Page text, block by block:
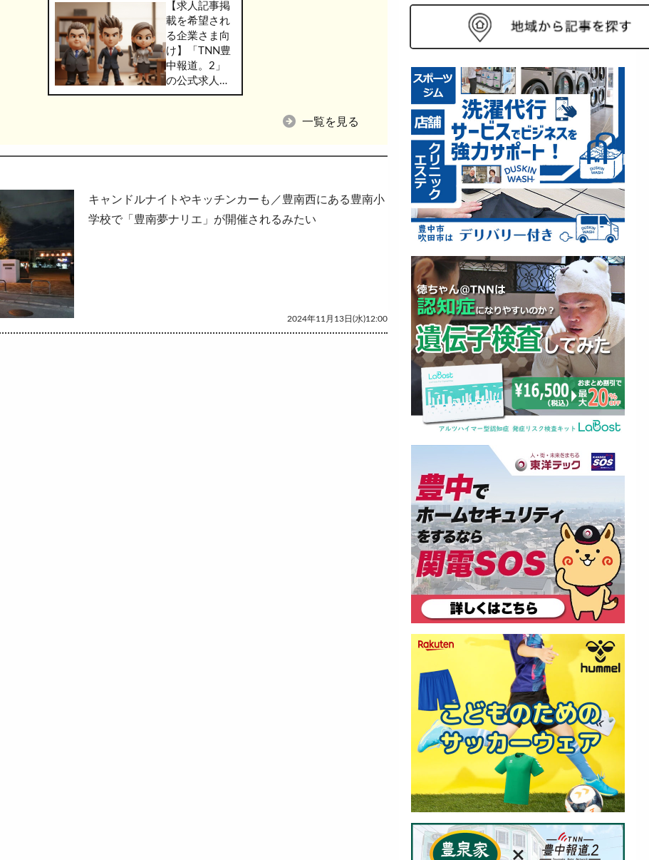
【求人記事掲
載を希望され
る企業さま向
け】「TNN豊
中報道。2」
の公式求人情
報サービス
して
一覧を見る
キャンドルナイトやキッチンカーも／豊南西にある豊南小
学校で「豊南夢ナリエ」が開催されるみたい
2024年11月13日(水)12:00